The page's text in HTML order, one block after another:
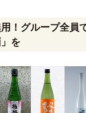
！グループ全員
を